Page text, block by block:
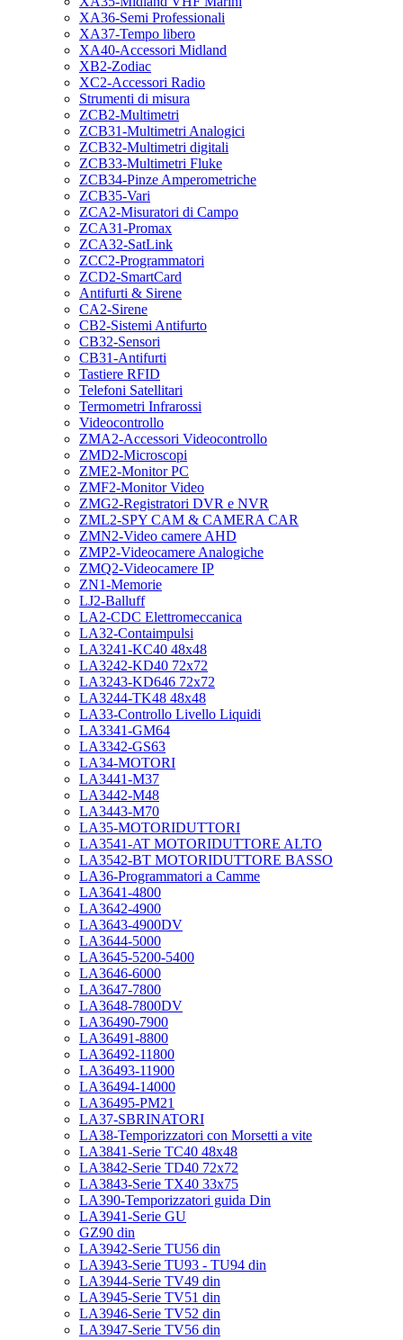
XA36-Semi Professionali
XA37-Tempo libero
XA40-Accessori Midland
XB2-Zodiac
XC2-Accessori Radio
Strumenti di misura
ZCB2-Multimetri
ZCB31-Multimetri Analogici
ZCB32-Multimetri digitali
ZCB33-Multimetri Fluke
ZCB34-Pinze Amperometriche
ZCB35-Vari
ZCA2-Misuratori di Campo
ZCA31-Promax
ZCA32-SatLink
ZCC2-Programmatori
ZCD2-SmartCard
Antifurti & Sirene
CA2-Sirene
CB2-Sistemi Antifurto
CB32-Sensori
CB31-Antifurti
Tastiere RFID
Telefoni Satellitari
Termometri Infrarossi
Videocontrollo
ZMA2-Accessori Videocontrollo
ZMD2-Microscopi
ZME2-Monitor PC
ZMF2-Monitor Video
ZMG2-Registratori DVR e NVR
ZML2-SPY CAM & CAMERA CAR
ZMN2-Video camere AHD
ZMP2-Videocamere Analogiche
ZMQ2-Videocamere IP
ZN1-Memorie
LJ2-Balluff
LA2-CDC Elettromeccanica
LA32-Contaimpulsi
LA3241-KC40 48x48
LA3242-KD40 72x72
LA3243-KD646 72x72
LA3244-TK48 48x48
LA33-Controllo Livello Liquidi
LA3341-GM64
LA3342-GS63
LA34-MOTORI
LA3441-M37
LA3442-M48
LA3443-M70
LA35-MOTORIDUTTORI
LA3541-AT MOTORIDUTTORE ALTO
LA3542-BT MOTORIDUTTORE BASSO
LA36-Programmatori a Camme
LA3641-4800
LA3642-4900
LA3643-4900DV
LA3644-5000
LA3645-5200-5400
LA3646-6000
LA3647-7800
LA3648-7800DV
LA36490-7900
LA36491-8800
LA36492-11800
LA36493-11900
LA36494-14000
LA36495-PM21
LA37-SBRINATORI
LA38-Temporizzatori con Morsetti a vite
LA3841-Serie TC40 48x48
LA3842-Serie TD40 72x72
LA3843-Serie TX40 33x75
LA390-Temporizzatori guida Din
LA3941-Serie GU
GZ90 din
LA3942-Serie TU56 din
LA3943-Serie TU93 - TU94 din
LA3944-Serie TV49 din
LA3945-Serie TV51 din
LA3946-Serie TV52 din
LA3947-Serie TV56 din